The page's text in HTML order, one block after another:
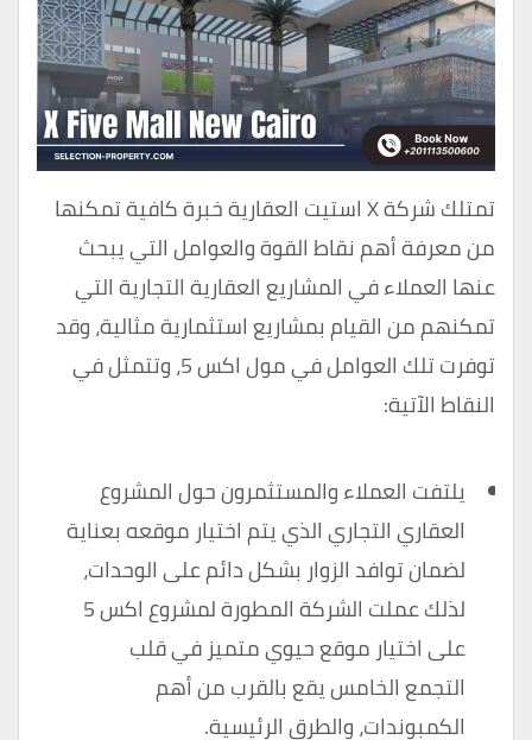
تمتلك شركة X استيت العقارية خبرة كافية تمكنها
من معرفة أهم نقاط القوة والعوامل التي يبحث
عنها العملاء في المشاريع العقارية التجارية التي
تمكنهم من القيام بمشاريع استثمارية مثالية، وقد
توفرت تلك العوامل في مول اكس 5، وتتمثل في
النقاط الآتية:
يلتفت العملاء والمستثمرون حول المشروع
العقاري التجاري الذي يتم اختيار موقعه بعناية
لضمان توافد الزوار بشكل دائم على الوحدات،
لذلك عملت الشركة المطورة لمشروع اكس 5
على اختيار موقع حيوي متميز في قلب
التجمع الخامس يقع بالقرب من أهم
الكمبوندات، والطرق الرئيسية.